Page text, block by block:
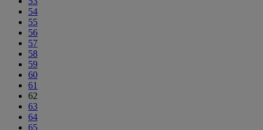
54
55
56
57
58
59
60
61
62
63
64
65